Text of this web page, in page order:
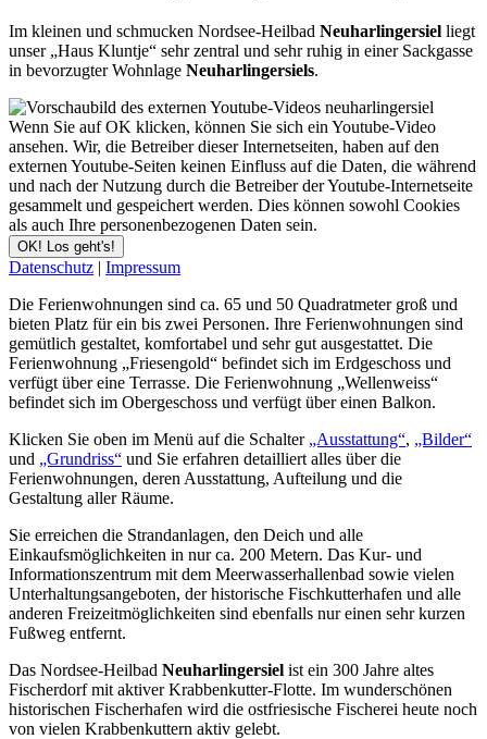
Im kleinen und schmucken Nordsee-Heilbad Neuharlingersiel liegt
unser „Haus Kluntje“ sehr zentral und sehr ruhig in einer Sackgasse
in bevorzugter Wohnlage Neuharlingersiels.
Wenn Sie auf OK klicken, können Sie sich ein Youtube-Video
ansehen. Wir, die Betreiber dieser Internetseiten, haben auf den
externen Youtube-Seiten keinen Einfluss auf die Daten, die während
und nach der Nutzung durch die Betreiber der Youtube-Internetseite
gesammelt und gespeichert werden. Dies können sowohl Cookies
als auch Ihre personenbezogenen Daten sein.
OK! Los geht's!
Datenschutz | Impressum
Die Ferienwohnungen sind ca. 65 und 50 Quadratmeter groß und
bieten Platz für ein bis zwei Personen. Ihre Ferienwohnungen sind
gemütlich gestaltet, komfortabel und sehr gut ausgestattet. Die
Ferienwohnung „Friesengold“ befindet sich im Erdgeschoss und
verfügt über eine Terrasse. Die Ferienwohnung „Wellenweiss“
befindet sich im Obergeschoss und verfügt über einen Balkon.
Klicken Sie oben im Menü auf die Schalter „Ausstattung“, „Bilder“
und „Grundriss“ und Sie erfahren detailliert alles über die
Ferienwohnungen, deren Ausstattung, Aufteilung und die
Gestaltung aller Räume.
Sie erreichen die Strandanlagen, den Deich und alle
Einkaufsmöglichkeiten in nur ca. 200 Metern. Das Kur- und
Informationszentrum mit dem Meerwasserhallenbad sowie vielen
Unterhaltungsangeboten, der historische Fischkutterhafen und alle
anderen Freizeitmöglichkeiten sind ebenfalls nur einen sehr kurzen
Fußweg entfernt.
Das Nordsee-Heilbad Neuharlingersiel ist ein 300 Jahre altes
Fischerdorf mit aktiver Krabbenkutter-Flotte. Im wunderschönen
historischen Fischerhafen wird die ostfriesische Fischerei heute noch
von vielen Krabbenkuttern aktiv gelebt.